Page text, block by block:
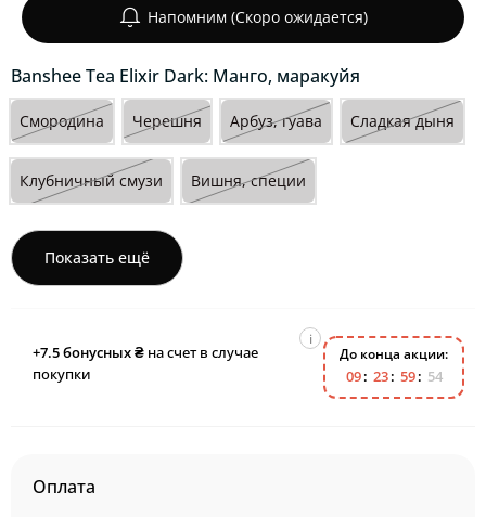
Напомним (Скоро ожидается)
Banshee Tea Elixir Dark: Манго, маракуйя
Смородина Черешня Арбуз, гуава Сладкая дыня
Клубничный смузи Вишня, специи
Показать ещё
+7.5бонусных ₴ на счет в случае
покупки
i
До конца акции:
09 23 59 54
Оплата